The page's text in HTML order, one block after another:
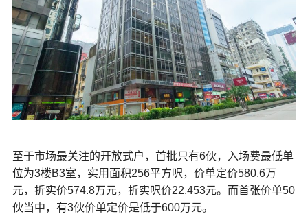
至于市场最关注的开放式户，首批只有6伙，入场费最低单
位为3楼B3室，实用面积256平方呎，价单定价580.6万
元，折实价574.8万元，折实呎价22,453元。而首张价单50
伙当中，有3伙价单定价是低于600万元。